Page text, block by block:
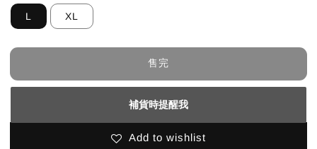
L XL
售完
補貨時提醒我
Add to wishlist